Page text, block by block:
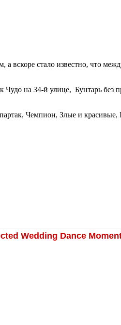
а вскоре стало известно, что
Чудо на 34-й улице, Бунтарь без
Чемпион, Злые и красивые,